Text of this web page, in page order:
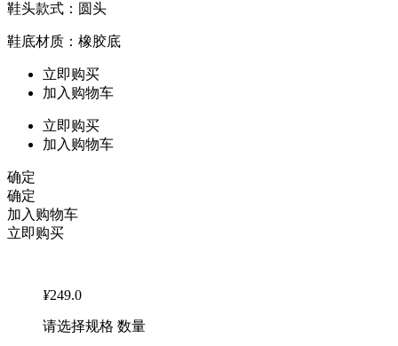
鞋头款式：圆头
鞋底材质：橡胶底
立即购买
加入购物车
立即购买
加入购物车
确定
确定
加入购物车
立即购买
¥249.0
请选择规格 数量